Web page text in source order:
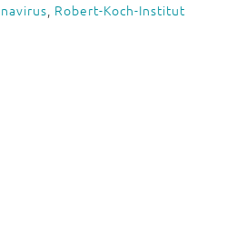
, Robert-Koch-Institut